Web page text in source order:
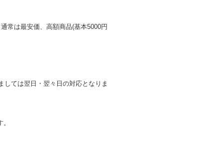
常は最安価、高額商品(基本5000円
ては翌日・翌々日の対応となりま